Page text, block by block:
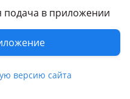
подача в приложении
версию сайта
2006 - 2009 L32,